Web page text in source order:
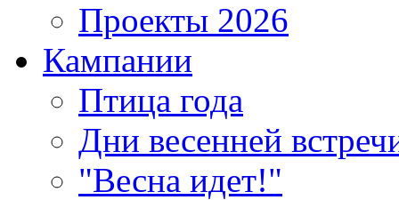
Проекты 2026
Кампании
Птица года
Дни весенней
"Весна идет!"